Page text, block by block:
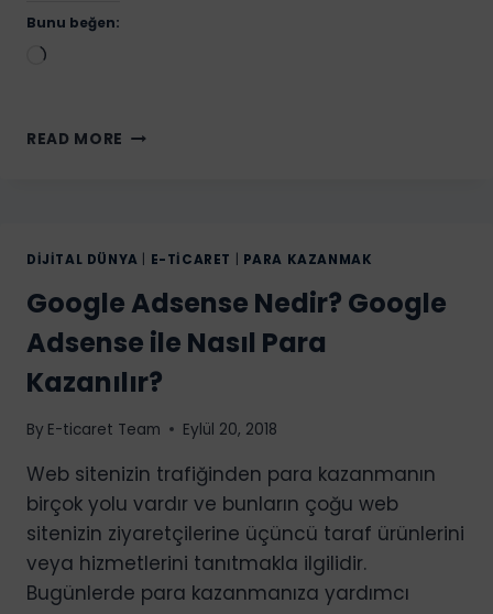
Bunu beğen:
Yükleniyor...
READ MORE AMERIKA’DA
NASIL
AMERIKA’DA
ŞIRKET
KURMANIN
DIJITAL DÜNYA E-TICARET PARA KAZANMAK
Google Adsense Nedir? Google
Adsense ile Nasıl Para
Kazanılır?
By E-ticaret Team Eylül 20, 2018
Web sitenizin trafiğinden para kazanmanın
birçok yolu vardır ve bunların çoğu web
sitenizin ziyaretçilerine üçüncü taraf ürünlerini
veya hizmetlerini tanıtmakla ilgilidir.
Bugünlerde para kazanmanıza yardımcı